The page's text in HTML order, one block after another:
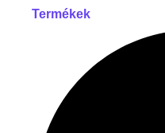
Termékek